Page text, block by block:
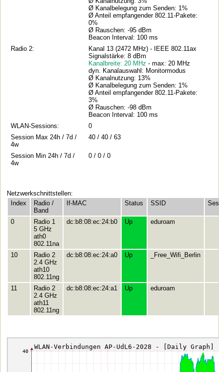
Ø Kanalbelegung zum Senden: 1%
Ø Anteil empfangender 802.11-Pakete:
0%
Ø Rauschen: -95 dBm
Beacon Interval: 100 ms
Radio 2:
Kanal 13 (2472 MHz) - IEEE 802.11ax
Signalstärke: 8 dBm
Kanalbreite: 20 MHz- max: 20 MHz
dyn. Kanalauswahl: Monitormodus
Ø Kanalnutzung: 13%
Ø Kanalbelegung zum Senden: 1%
Ø Anteil empfangender 802.11-Pakete:
3%
Ø Rauschen: -98 dBm
Beacon Interval: 100 ms
WLAN-Sessions:
0
Session Max 24h / 7d /
4w
40 / 40 / 63
Session Min 24h / 7d /
4w
0 / 0 / 0
Netzwerkschnittstellen:
Index
Radio /
Band
If-MAC Status SSID
0
Radio 1
5 GHz
ath0
802.11na
dc:b8:08:ec:24:b0 Up eduroam
10
Radio 2
2.4 GHz
ath10
802.11ng
dc:b8:08:ec:24:a0 Up _Free_Wifi_Berlin
11
Radio 2
2.4 GHz
ath11
802.11ng
dc:b8:08:ec:24:a1 Up eduroam